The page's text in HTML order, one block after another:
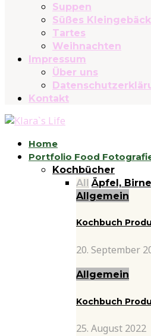
Suppen
Süßes Kleingebäck
Tartes
Weihnachten
Impressum
Über uns
Kontakt
Home
Portfolio Food
Kochbücher
All Äpfel,
Allgemein
Kochbuch
20. September
Allgemein
Kochbuch
25. August 2022